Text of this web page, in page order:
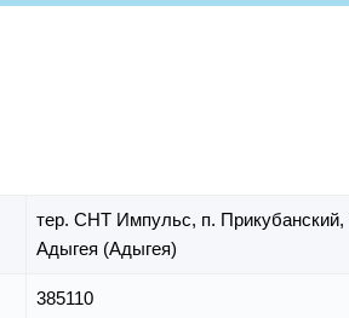
тер. СНТ Импульс, п. Прикубанский,
Адыгея (Адыгея)
385110